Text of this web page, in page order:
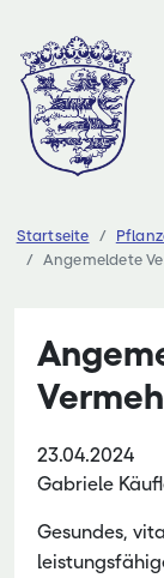
Inhalt
springen
Startseite
Angemeldete
23.04.2024
Gabriele
Gesundes,